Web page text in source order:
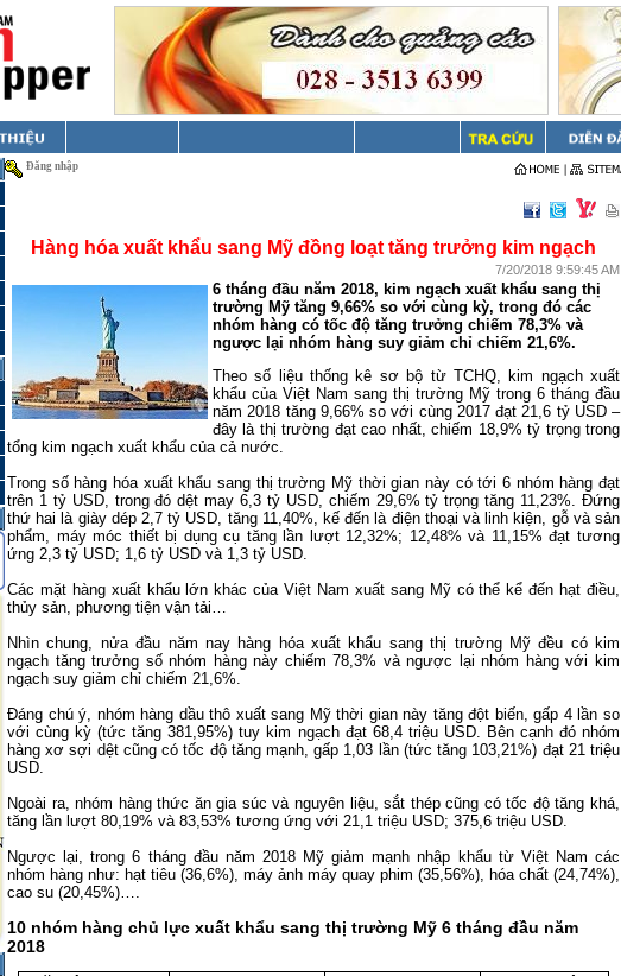
Đăng nhập
Hàng hóa xuất khẩu sang Mỹ đồng loạt tăng trưởng kim ngạch
7/20/2018 9:59:45 AM
6 tháng đầu năm 2018, kim ngạch xuất khẩu sang thị
trường Mỹ tăng 9,66% so với cùng kỳ, trong đó các
nhóm hàng có tốc độ tăng trưởng chiếm 78,3% và
ngược lại nhóm hàng suy giảm chỉ chiếm 21,6%.
Theo số liệu thống kê sơ bộ từ TCHQ, kim ngạch xuất
khẩu của Việt Nam sang thị trường Mỹ trong 6 tháng đầu
năm 2018 tăng 9,66% so với cùng 2017 đạt 21,6 tỷ USD –
đây là thị trường đạt cao nhất, chiếm 18,9% tỷ trọng trong
tổng kim ngạch xuất khẩu của cả nước.
Trong số hàng hóa xuất khẩu sang thị trường Mỹ thời gian này có tới 6 nhóm hàng đạt
trên 1 tỷ USD, trong đó dệt may 6,3 tỷ USD, chiếm 29,6% tỷ trọng tăng 11,23%. Đứng
thứ hai là giày dép 2,7 tỷ USD, tăng 11,40%, kế đến là điện thoại và linh kiện, gỗ và sản
phẩm, máy móc thiết bị dụng cụ tăng lần lượt 12,32%; 12,48% và 11,15% đạt tương
ứng 2,3 tỷ USD; 1,6 tỷ USD và 1,3 tỷ USD.
Các mặt hàng xuất khẩu lớn khác của Việt Nam xuất sang Mỹ có thể kể đến hạt điều,
thủy sản, phương tiện vận tải…
Nhìn chung, nửa đầu năm nay hàng hóa xuất khẩu sang thị trường Mỹ đều có kim
ngạch tăng trưởng số nhóm hàng này chiếm 78,3% và ngược lại nhóm hàng với kim
ngạch suy giảm chỉ chiếm 21,6%.
Đáng chú ý, nhóm hàng dầu thô xuất sang Mỹ thời gian này tăng đột biến, gấp 4 lần so
với cùng kỳ (tức tăng 381,95%) tuy kim ngạch đạt 68,4 triệu USD. Bên cạnh đó nhóm
hàng xơ sợi dệt cũng có tốc độ tăng mạnh, gấp 1,03 lần (tức tăng 103,21%) đạt 21 triệu
USD.
Ngoài ra, nhóm hàng thức ăn gia súc và nguyên liệu, sắt thép cũng có tốc độ tăng khá,
tăng lần lượt 80,19% và 83,53% tương ứng với 21,1 triệu USD; 375,6 triệu USD.
Ngược lại, trong 6 tháng đầu năm 2018 Mỹ giảm mạnh nhập khẩu từ Việt Nam các
nhóm hàng như: hạt tiêu (36,6%), máy ảnh máy quay phim (35,56%), hóa chất (24,74%),
cao su (20,45%)….
10 nhóm hàng chủ lực xuất khẩu sang thị trường Mỹ 6 tháng đầu năm
2018